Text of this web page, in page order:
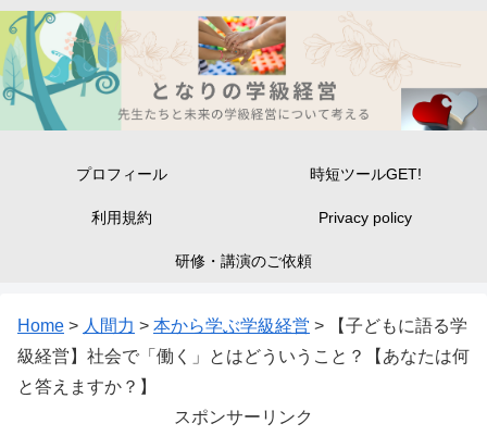
プロフィール 時短ツールGET!
利用規約 Privacy policy
研修・講演のご依頼
Home > 人間力 > 本から学ぶ学級経営 >
【子どもに語る学
級経営】社会で「働く」とはどういうこと？【あなたは何
と答えますか？】
スポンサーリンク